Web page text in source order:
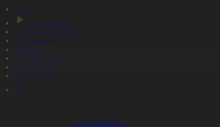
Басты
Тікелей эфир
Бағдарлама кестесі
Жаңалықтар
Жобалар
Телехикаялар
Мультсериалдар
Видеоархив